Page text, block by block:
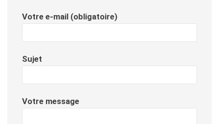
Votre e-mail (obligatoire)
Sujet
Votre message